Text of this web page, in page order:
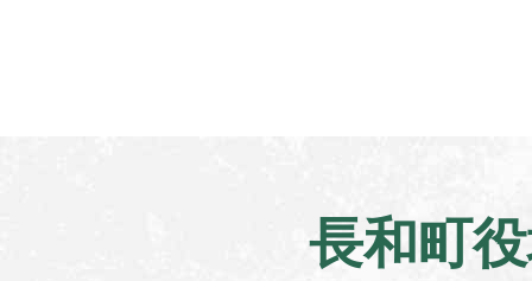
長和町